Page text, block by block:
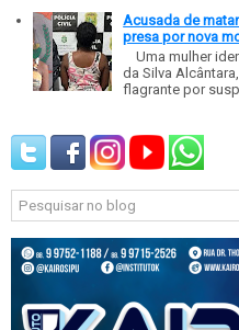
Acusada de
presa por nova
Uma mulher
da Silva
flagrante por